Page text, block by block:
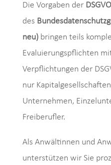
Die Vorgaben derDSGVO
des
neu) bringen teils
Evaluierungspflichten
Verpflichtungen der
nur
Unternehmen,
Freiberufler.
Als Anwältinnen und
unterstützen wir Sie